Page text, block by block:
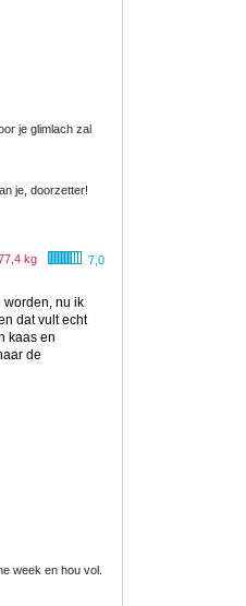
je glimlach zal
je, doorzetter!
7,0
kg
worden, nu ik
dat vult echt
kaas en
de
week en hou vol.